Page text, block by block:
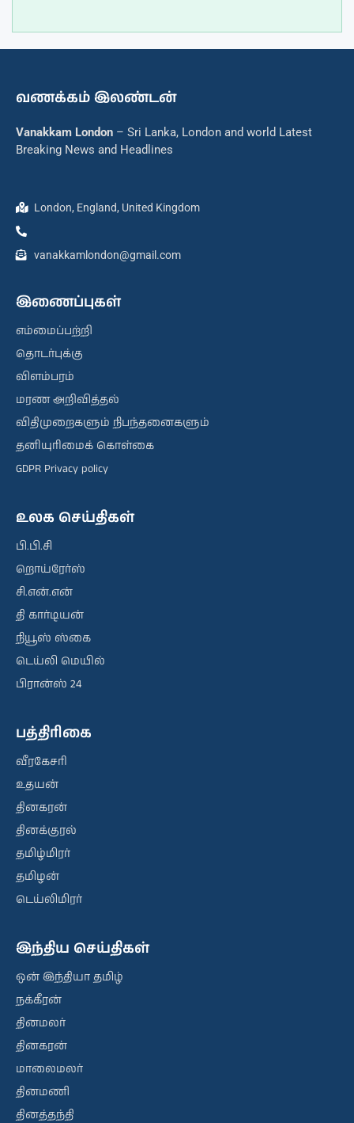
வணக்கம் இலண்டன்
Vanakkam London – Sri Lanka, London and world Latest
Breaking News and Headlines
London, England, United Kingdom
vanakkamlondon@gmail.com
இணைப்புகள்
எம்மைப்பற்றி
தொடர்புக்கு
விளம்பரம்
மரண அறிவித்தல்
விதிமுறைகளும் நிபந்தனைகளும்
தனியுரிமைக் கொள்கை
GDPR Privacy policy
உலக செய்திகள்
பி.பி.சி
றொய்ரேர்ஸ்
சி.என்.என்
தி கார்டியன்
நியூஸ் ஸ்கை
டெய்லி மெயில்
பிரான்ஸ் 24
பத்திரிகை
வீரகேசரி
உதயன்
தினகரன்
தினக்குரல்
தமிழ்மிரர்
தமிழன்
டெய்லிமிரர்
இந்திய செய்திகள்
ஒன் இந்தியா தமிழ்
நக்கீரன்
தினமலர்
தினகரன்
மாலைமலர்
தினமணி
தினத்தந்தி